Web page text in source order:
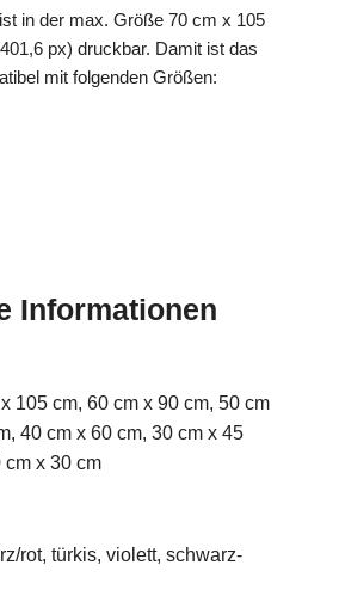
in der max. Größe 70 cm x 105
px) druckbar. Damit ist das
mit folgenden Größen:
Informationen
105 cm, 60 cm x 90 cm, 50 cm
40 cm x 60 cm, 30 cm x 45
cm x 30 cm
rot, türkis, violett, schwarz-